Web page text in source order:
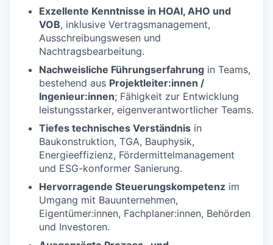
Exzellente Kenntnisse in HOAI, AHO und
VOB, inklusive Vertragsmanagement,
Ausschreibungswesen und
Nachtragsbearbeitung.
Nachweisliche Führungserfahrung in Teams,
bestehend aus Projektleiter:innen /
Ingenieur:innen; Fähigkeit zur Entwicklung
leistungsstarker, eigenverantwortlicher Teams.
Tiefes technisches Verständnis in
Baukonstruktion, TGA, Bauphysik,
Energieeffizienz, Fördermittelmanagement
und ESG-konformer Sanierung.
Hervorragende Steuerungskompetenz im
Umgang mit Bauunternehmen,
Eigentümer:innen, Fachplaner:innen, Behörden
und Investoren.